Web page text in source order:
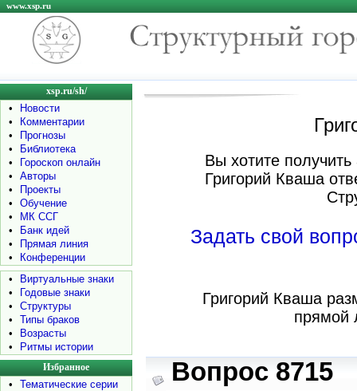
www.xsp.ru
xsp.ru/sh/
•
Новости
•
Комментарии
•
Прогнозы
•
Библиотека
•
Гороскоп онлайн
•
Авторы
•
Проекты
•
Обучение
•
МК ССГ
•
Банк идей
•
Прямая линия
•
Конференции
•
Виртуальные знаки
•
Годовые знаки
•
Структуры
•
Типы браков
•
Возрасты
•
Ритмы истории
Избранное
•
Тематические серии
Вы хотите
Григорий Кваша
Задать свой
Григорий Кваша
прямой
Вопрос 8715